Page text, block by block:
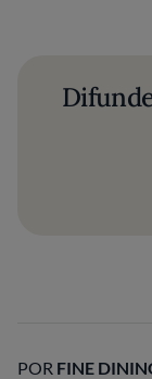
POR FINE